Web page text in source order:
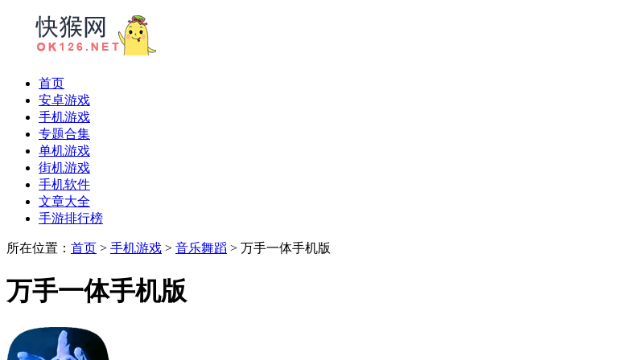
首页
安卓游戏
手机游戏
专题合集
单机游戏
街机游戏
手机软件
文章大全
手游排行榜
所在位置： 首页 > 手机游戏 > 音乐舞蹈 > 万手一体手机版
万手一体手机版